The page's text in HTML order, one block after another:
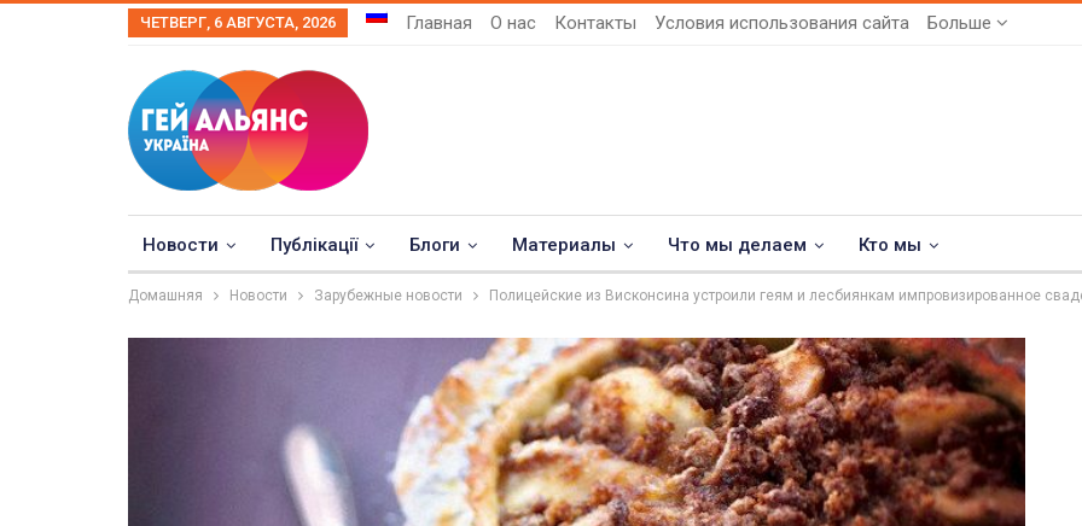
ЧЕТВЕРГ, 6 АВГУСТА, 2026 Главная О нас Контакты Условия использования сайта Больше
Новости Публікації Блоги Материалы Что мы делаем Кто мы
Домашняя Новости Зарубежные новости Полицейские из Висконсина устроили геям и лесбиянкам импровизированное